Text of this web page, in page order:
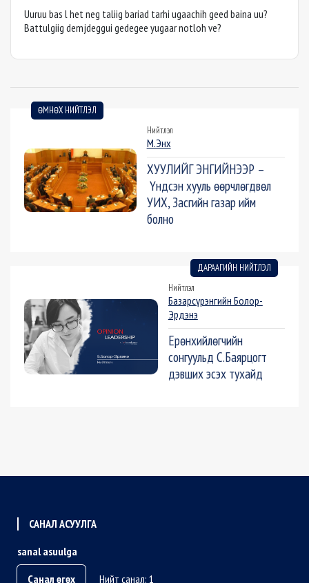
Uuruu bas l het neg taliig bariad tarhi ugaachih geed baina uu?
Battulgiig demjdeggui gedegee yugaar notloh ve?
ӨМНӨХ НИЙТЛЭЛ
Нийтлэл
М.Энх
ХУУЛИЙГ ЭНГИЙНЭЭР –
Үндсэн хууль өөрчлөгдвөл
УИХ, Засгийн газар ийм
болно
ДАРААГИЙН НИЙТЛЭЛ
Нийтлэл
Базарсүрэнгийн Болор-
Эрдэнэ
Ерөнхийлөгчийн
сонгуульд С.Баярцогт
дэвших эсэх тухайд
САНАЛ АСУУЛГА
sanal asuulga
Санал өгөх
Нийт санал: 1